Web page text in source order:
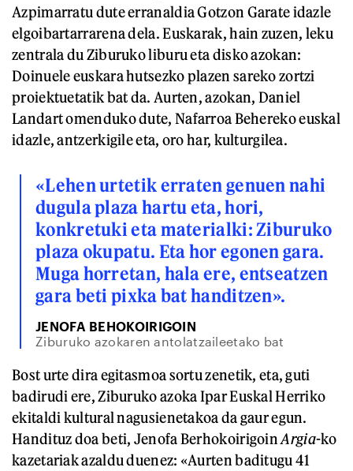
Azpimarratu dute erranaldia Gotzon Garate idazle
elgoibartarrarena dela. Euskarak, hain zuzen, leku
zentrala du Ziburuko liburu eta disko azokan:
Doinuele euskara hutsezko plazen sareko zortzi
proiektuetatik bat da. Aurten, azokan, Daniel
Landart omenduko dute, Nafarroa Behereko euskal
idazle, antzerkigile eta, oro har, kulturgilea.
«Lehen urtetik erraten genuen nahi
dugula plaza hartu eta, hori,
konkretuki eta materialki: Ziburuko
plaza okupatu. Eta hor egonen gara.
Muga horretan, hala ere, entseatzen
gara beti pixka bat handitzen».
JENOFA BEHOKOIRIGOIN
Ziburuko azokaren antolatzaileetako bat
Bost urte dira egitasmoa sortu zenetik, eta, guti
badirudi ere, Ziburuko azoka Ipar Euskal Herriko
ekitaldi kultural nagusienetakoa da gaur egun.
Handituz doa beti, Jenofa BerhokoirigoinArgia-ko
kazetariak azaldu duenez: «Aurten baditugu 41